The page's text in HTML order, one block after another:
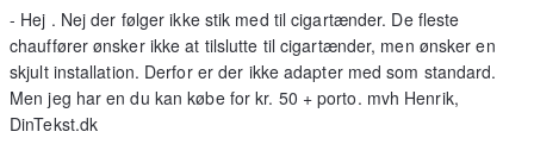
- Hej . Nej der følger ikke stik med til cigartænder. De fleste
chauffører ønsker ikke at tilslutte til cigartænder, men ønsker en
skjult installation. Derfor er der ikke adapter med som standard.
Men jeg har en du kan købe for kr. 50 + porto. mvh Henrik,
DinTekst.dk